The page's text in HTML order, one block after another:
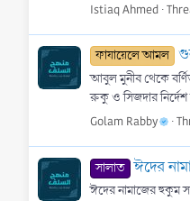
Istiaq Ahmed
ফাযায়েলে আমল
আবুল মুনীব থেকে
রুকু ও সিজদার নির্দেশ
Golam Rabby
সালাত ঈদের
ঈদের নামাজের হুকুম